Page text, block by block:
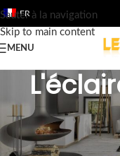
Sauter à la navigation
Skip to main content
FR
MENU
Accueil / Boutique Sortie /
Affichage de 1–12 sur